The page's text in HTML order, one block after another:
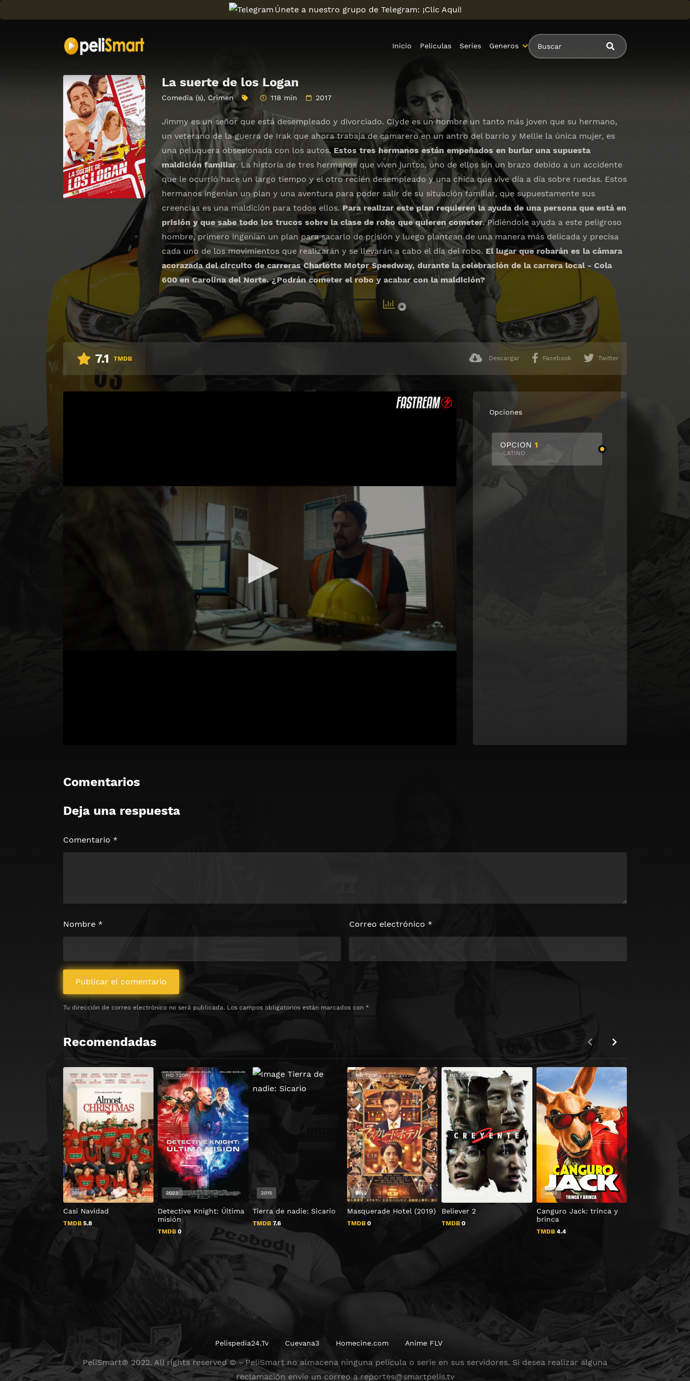
Únete a nuestro grupo de Telegram: ¡Clic Aquí!
Inicio Peliculas Series Generos
La suerte de los Logan
Comedia (s), Crimen 118 min 2017
Jimmy es un señor que está desempleado y divorciado. Clyde es un hombre un tanto más joven que su hermano,
un veterano de la guerra de Irak que ahora trabaja de camarero en un antro del barrio y Mellie la única mujer, es
una peluquera obsesionada con los autos. Estos tres hermanos están empeñados en burlar una supuesta
maldición familiar. La historia de tres hermanos que viven juntos, uno de ellos sin un brazo debido a un accidente
que le ocurrió hace un largo tiempo y el otro recién desempleado y una chica que vive día a día sobre ruedas. Estos
hermanos ingenian un plan y una aventura para poder salir de su situación familiar, que supuestamente sus
creencias es una maldición para todos ellos. Para realizar este plan requieren la ayuda de una persona que está en
prisión y que sabe todo los trucos sobre la clase de robo que quieren cometer. Pidiéndole ayuda a este peligroso
hombre, primero ingenian un plan para sacarlo de prisión y luego plantean de una manera más delicada y precisa
cada uno de los movimientos que realizarán y se llevarán a cabo el día del robo. El lugar que robarán es la cámara
acorazada del circuito de carreras Charlotte Motor Speedway, durante la celebración de la carrera local - Cola
600 en Carolina del Norte. ¿Podrán cometer el robo y acabar con la maldición?
7.1 TMDB Descargar Facebook Twitter
🔒 Acceso Requerido
Opciones
OPCION 1
-LATINO
Comentarios
Deja una respuesta
Tu dirección de correo electrónico no será publicada. Los campos obligatorios están marcados con *
Comentario *
Nombre * Correo electrónico *
Recomendadas
Casi Navidad
TMDB 5.8
2016
Detective Knight: Última
misión
TMDB 0
HD 720P
2023
Tierra de nadie: Sicario
TMDB7.6
2015
Masquerade Hotel (2019)
TMDB0
HD 720P
2019
Believer 2
TMDB 0
HD 1080P
Canguro Jack: trinca y
brinca
TMDB4.4
2003
Pelispedia24.Tv Cuevana3 Homecine.com Anime FLV
PeliSmart® 2022. All rights reserved © - PeliSmart no almacena ninguna película o serie en sus servidores. Si desea realizar alguna
reclamación envíe un correo a reportes@smartpelis.tv